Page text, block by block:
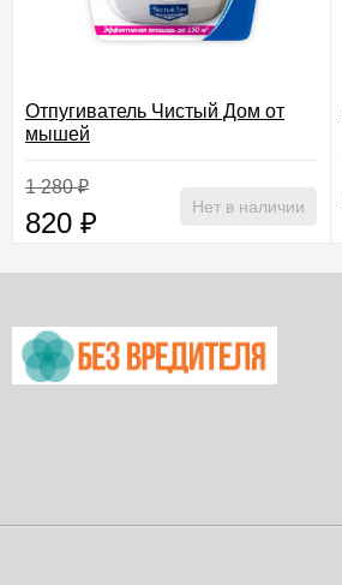
Отпугиватель Чистый Дом от
мышей
1 280₽
820 ₽
Нет в наличии